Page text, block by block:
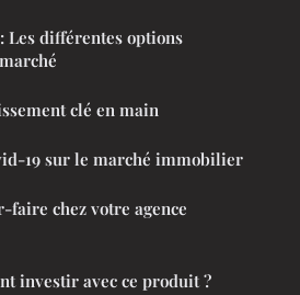
Les différentes options
clé en main
19 sur le marché immobilier
chez votre agence
investir avec ce produit ?